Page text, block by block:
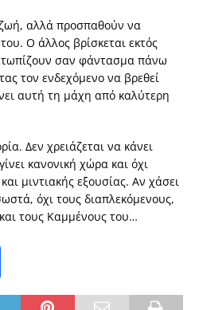
αλλά προσπαθούν να
Ο άλλος βρίσκεται εκτός
σαν φάντασμα πάνω
τον ενδεχόμενο να βρεθεί
αυτή τη μάχη από καλύτερη
Δεν χρειάζεται να κάνει
κανονική χώρα και όχι
μιντιακής εξουσίας. Αν χάσει
όχι τους διαπλεκόμενους,
τους Καμμένους του…